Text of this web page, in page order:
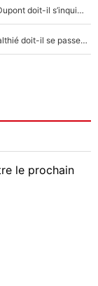
«Le XV de France est meilleur avec Lucu» : Antoine Dupont doit-il s’inquiéter pour sa place ?
Le XV de France a trouvé son remplaçant : Fabien Galthié doit-il se passer d'Antoine Dupont ?
le prochain